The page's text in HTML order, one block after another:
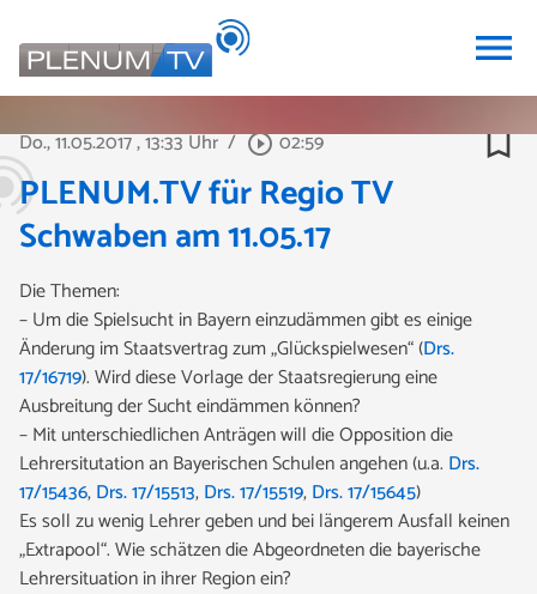
menu
Do., 11.05.2017, 13:33 Uhr / play_circle_outline02:59 bookmark_border
PLENUM.TV für Regio TV
Schwaben am 11.05.17
Die Themen:
– Um die Spielsucht in Bayern einzudämmen gibt es einige
Änderung im Staatsvertrag zum „Glückspielwesen“ (Drs.
17/16719). Wird diese Vorlage der Staatsregierung eine
Ausbreitung der Sucht eindämmen können?
– Mit unterschiedlichen Anträgen will die Opposition die
Lehrersitutation an Bayerischen Schulen angehen (u.a. Drs.
17/15436,Drs. 17/15513,Drs. 17/15519,Drs. 17/15645)
Es soll zu wenig Lehrer geben und bei längerem Ausfall keinen
„Extrapool“. Wie schätzen die Abgeordneten die bayerische
Lehrersituation in ihrer Region ein?